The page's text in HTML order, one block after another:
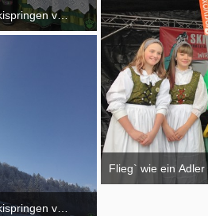
vom 10.02.-12.02.2017
vom 10.02.-12.02.2017
Flieg` wie ein Adler
26. Februar 2017